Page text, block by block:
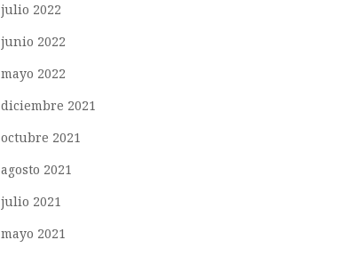
julio 2022
junio 2022
mayo 2022
diciembre 2021
octubre 2021
agosto 2021
julio 2021
mayo 2021